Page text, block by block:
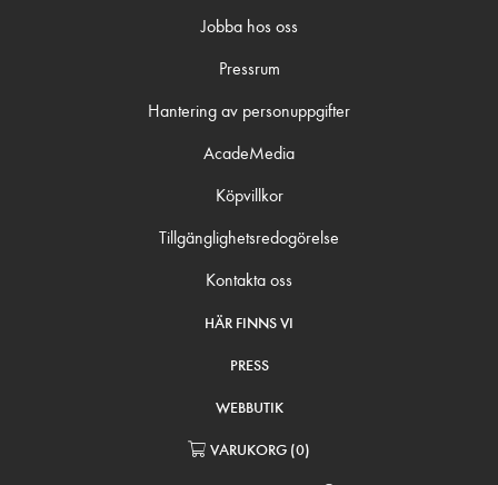
Jobba hos oss
Pressrum
Hantering av personuppgifter
AcadeMedia
Köpvillkor
Tillgänglighetsredogörelse
Kontakta oss
HÄR FINNS VI
PRESS
WEBBUTIK
VARUKORG (0)